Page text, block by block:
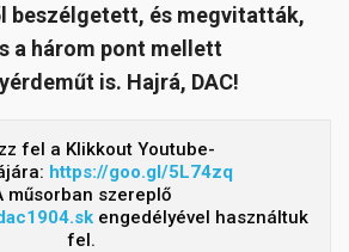
beszélgetett, és megvitatták,
a három pont mellett
is. Hajrá, DAC!
fel a Klikkout Youtube-
https://goo.gl/5L74zq
műsorban szereplő
engedélyével használtuk
fel.